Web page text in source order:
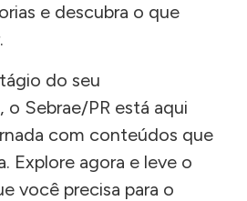
e descubra o que
do seu
Sebrae/PR está aqui
com conteúdos que
Explore agora e leve o
você precisa para o